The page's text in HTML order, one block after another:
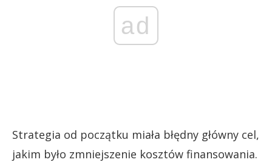
ad
Strategia od początku miała błędny główny cel,
jakim było zmniejszenie kosztów finansowania.